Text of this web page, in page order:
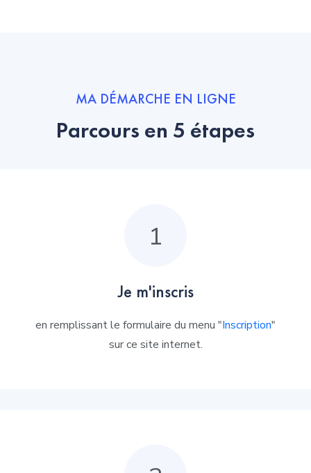
MA DÉMARCHE EN LIGNE
Parcours en 5 étapes
1
Je m'inscris
en remplissant le formulaire du menu "Inscription"
sur ce site internet.